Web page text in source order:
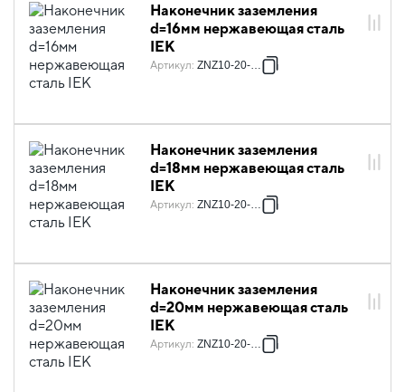
Наконечник заземления
d=16мм нержавеющая сталь
IEK
Артикул: ZNZ10-20-016
Наконечник заземления
d=18мм нержавеющая сталь
IEK
Артикул: ZNZ10-20-018
Наконечник заземления
d=20мм нержавеющая сталь
IEK
Артикул: ZNZ10-20-020